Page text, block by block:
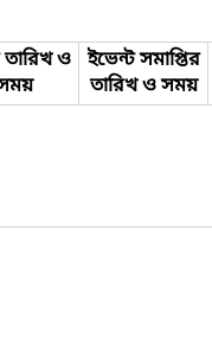
ও
ইভেন্ট সমাপ্তির
তারিখ ও সময়